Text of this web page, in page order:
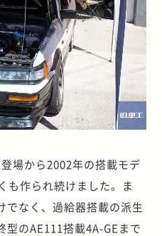
場から2002年の搭載モデ
も作られ続けました。ま
でなく、過給器搭載の派生
のAE111搭載4A-GEまで